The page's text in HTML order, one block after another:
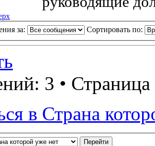
за:
Сортировать по:
3 • Страница
в Страна